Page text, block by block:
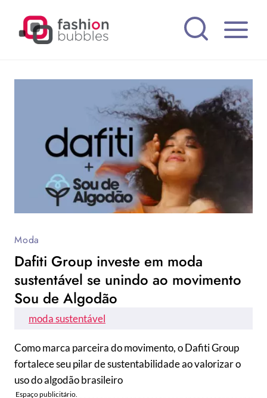
Moda
Dafiti Group investe em moda
sustentável se unindo ao movimento
Sou de Algodão
moda sustentável
Como marca parceira do movimento, o Dafiti Group
fortalece seu pilar de sustentabilidade ao valorizar o
uso do algodão brasileiro